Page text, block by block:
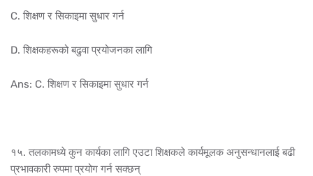
C. शिक्षण र सिकाइमा सुधार गर्न
D. शिक्षकहरूको बढुवा प्रयोजनका लागि
Ans: C. शिक्षण र सिकाइमा सुधार गर्न
१५. तलकामध्ये कुन कार्यका लागि एउटा शिक्षकले कार्यमूलक अनुसन्धानलाई बढी
प्रभावकारी रुपमा प्रयोग गर्न सक्छन्